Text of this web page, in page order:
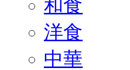
和食
洋食
中華